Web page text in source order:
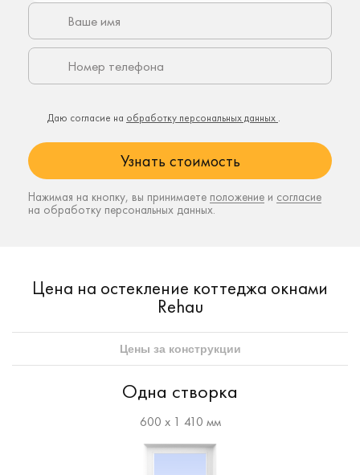
Даю согласие на обработку персональных данных .
Нажимая на кнопку, вы принимаете положение и согласие
на обработку персональных данных.
Цена на остекление коттеджа окнами
Rehau
Цены за конструкции
Одна створка
600 х 1 410 мм